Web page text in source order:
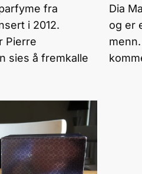
fra
i 2012.
Pierre
sies å fremkalle
Dia
og er